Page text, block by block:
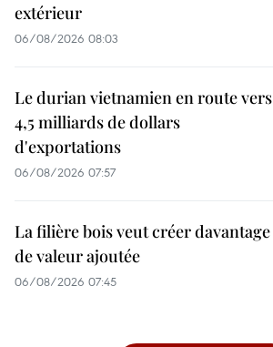
extérieur
06/08/2026 08:03
Le durian vietnamien en route vers
4,5 milliards de dollars
d'exportations
06/08/2026 07:57
La filière bois veut créer davantage
de valeur ajoutée
06/08/2026 07:45